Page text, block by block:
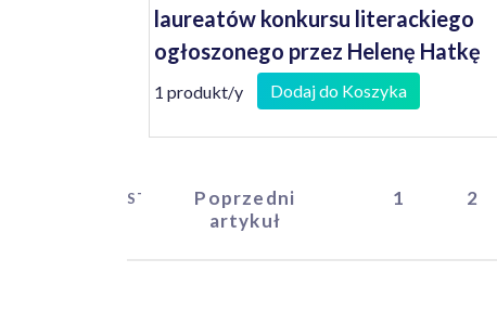
laureatów konkursu literackiego
ogłoszonego przez Helenę Hatkę
Wojewodę Lubuskiego
1 produkt/y Dodaj do Koszyka
START
Poprzedni
artykuł
1 2